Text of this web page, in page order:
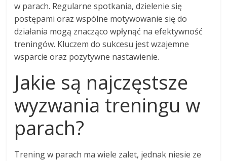
w parach. Regularne spotkania, dzielenie się
postępami oraz wspólne motywowanie się do
działania mogą znacząco wpłynąć na efektywność
treningów. Kluczem do sukcesu jest wzajemne
wsparcie oraz pozytywne nastawienie.
Jakie są najczęstsze
wyzwania treningu w
parach?
Trening w parach ma wiele zalet, jednak niesie ze